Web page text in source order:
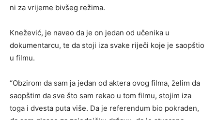
ni za vrijeme bivšeg režima.
Knežević, je naveo da je on jedan od učenika u
dokumentarcu, te da stoji iza svake riječi koje je saopštio
u filmu.
“Obzirom da sam ja jedan od aktera ovog filma, želim da
saopštim da sve što sam rekao u tom filmu, stojim iza
toga i dvesta puta više. Da je referendum bio pokraden,